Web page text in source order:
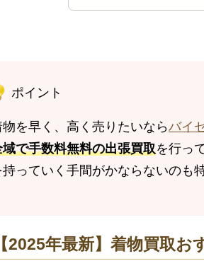
ポイント
物を早く、高く売りたいならバイ
域で手数料無料の出張買取を行っ
持っていく手間がかならないのも
【2025年最新】着物買取